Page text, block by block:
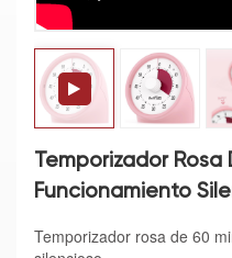
Temporizador
Funcionamiento
Temporizador rosa de 60